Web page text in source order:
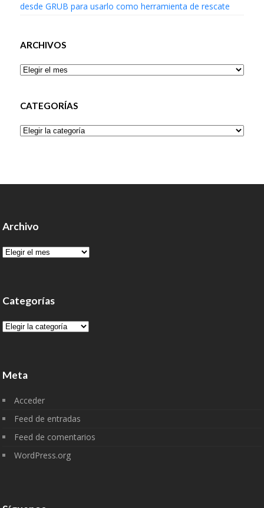
desde GRUB para usarlo como herramienta de rescate
ARCHIVOS
Archivos
CATEGORÍAS
Categorías
Archivo
Archivo
Categorías
Categorías
Meta
Acceder
Feed de entradas
Feed de comentarios
WordPress.org